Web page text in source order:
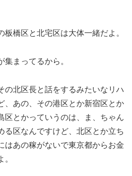
板橋区と北宅区は大体一緒だよ。
集まってるから。
の北区長と話をするみたいなリハ
、あの、その港区とか新宿区とか
区とかっていうのは、ま、ちゃん
る区なんですけど、北区とか立ち
はあの稼がないで東京都からお金